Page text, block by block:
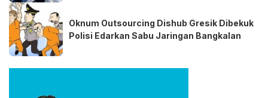
Oknum Outsourcing Dishub Gresik Dibekuk
Polisi Edarkan Sabu Jaringan Bangkalan